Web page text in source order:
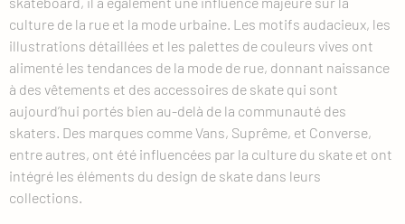
culture de la rue et la mode urbaine. Les motifs audacieux, les
illustrations détaillées et les palettes de couleurs vives ont
alimenté les tendances de la mode de rue, donnant naissance
à des vêtements et des accessoires de skate qui sont
aujourd’hui portés bien au-delà de la communauté des
skaters. Des marques comme Vans, Suprême, et Converse,
entre autres, ont été influencées par la culture du skate et ont
intégré les éléments du design de skate dans leurs
collections.